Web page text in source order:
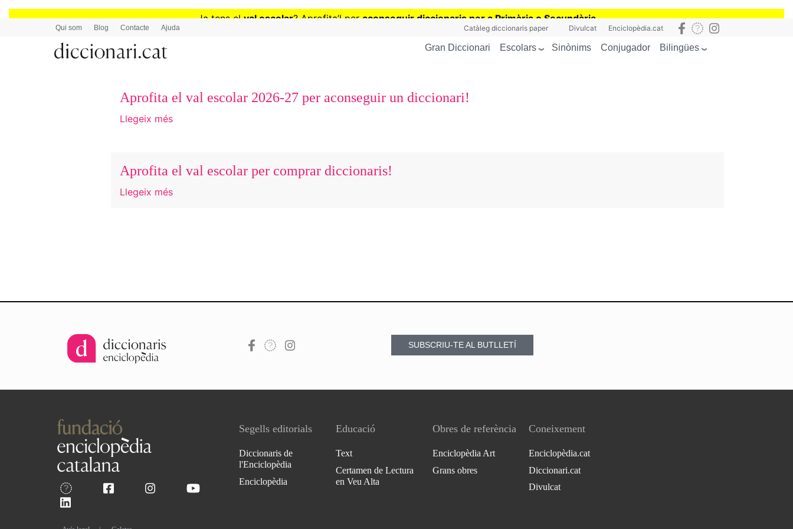
Vés
Ja tens elval escolar? Aprofita’l peraconseguir diccionaris per a Primària o Secundària
Qui som Blog Contacte Ajuda Catàleg diccionaris paper Divulcat Enciclopèdia.cat
Gran Diccionari Escolars Sinònims Conjugador Bilingües
Aprofita el val escolar 2026-27 per aconseguir un diccionari!
Llegeix més
Aprofita el val escolar per comprar diccionaris!
Llegeix més
SUBSCRIU-TE AL BUTLLETÍ
Segells editorials
Diccionaris de
l'Enciclopèdia
Enciclopèdia
Educació
Text
Certamen de Lectura
en Veu Alta
Obres de referència
Enciclopèdia Art
Grans obres
Coneixement
Enciclopèdia.cat
Diccionari.cat
Divulcat